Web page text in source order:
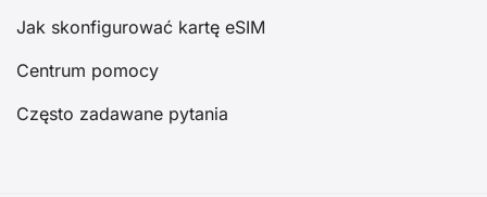
Jak skonfigurować kartę eSIM
Centrum pomocy
Często zadawane pytania